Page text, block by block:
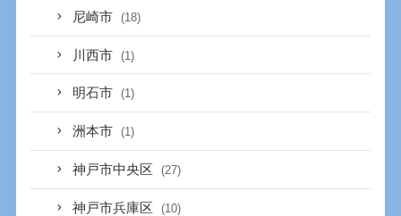
尼崎市 (18)
川西市 (1)
明石市 (1)
洲本市 (1)
神戸市中央区 (27)
神戸市兵庫区 (10)